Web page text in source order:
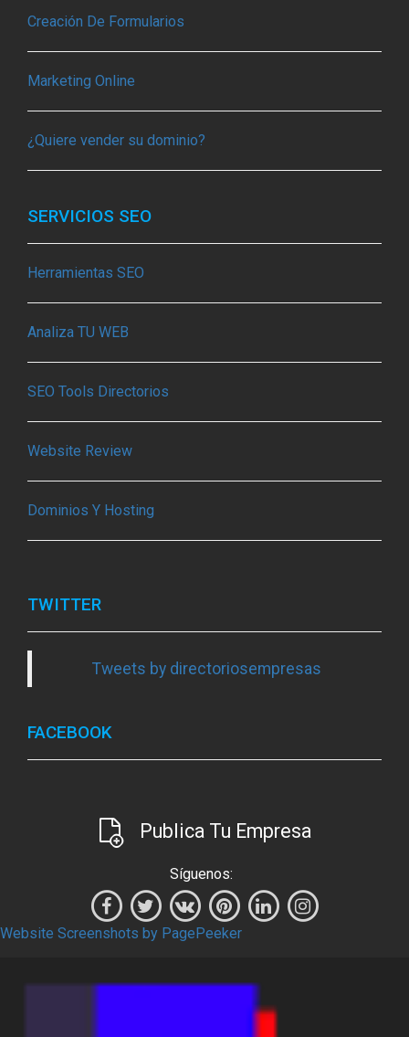
Creación De Formularios
Marketing Online
¿Quiere vender su dominio?
SERVICIOS SEO
Herramientas SEO
Analiza TU WEB
SEO Tools Directorios
Website Review
Dominios Y Hosting
TWITTER
Tweets by directoriosempresas
FACEBOOK
Publica Tu Empresa
Síguenos:
Website Screenshots by PagePeeker